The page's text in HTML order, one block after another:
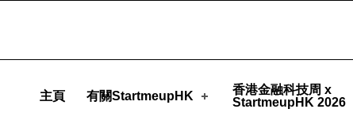
Kommons - StartmeupHK
主頁 有關StartmeupHK
香港金融科技周 x
StartmeupHK 2026